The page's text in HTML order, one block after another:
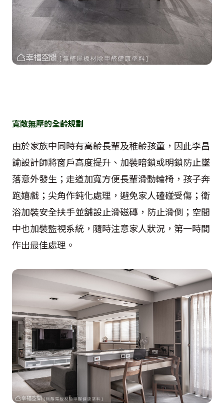
寬敞無壓的全齡規劃
由於家族中同時有高齡長輩及稚齡孩童，因此李昌
諭設計師將窗戶高度提升、加裝暗鎖或明鎖防止墜
落意外發生；走道加寬方便長輩滑動輪椅，孩子奔
跑嬉戲；尖角作鈍化處理，避免家人磕碰受傷；衛
浴加裝安全扶手並舖設止滑磁磚，防止滑倒；空間
中也加裝監視系統，隨時注意家人狀況，第一時間
作出最佳處理。